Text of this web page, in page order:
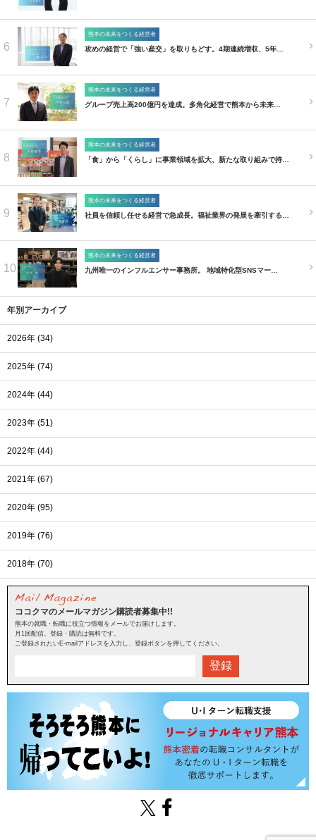
6
熊本の未来をつくる経営者
攻めの経営で「強い産交」を取りもどす。4期連続増収、5年…
7
熊本の未来をつくる経営者
グループ売上高200億円を達成。多角化経営で熊本から未来…
8
熊本の未来をつくる経営者
「食」から「くらし」に事業領域を拡大、新たな取り組みで持…
9
熊本の未来をつくる経営者
社員を信頼し任せる経営で急成長。福祉業界の発展を牽引する…
10
熊本の未来をつくる経営者
九州唯一のインフルエンサー事務所。 地域特化型SNSマー…
年別アーカイブ
2026年 (34)
2025年 (74)
2024年 (44)
2023年 (51)
2022年 (44)
2021年 (67)
2020年 (95)
2019年 (76)
2018年 (70)
ココクマのメールマガジン購読者募集中!!
熊本の就職・転職に役立つ情報をメールでお届けします。
月1回配信。登録・購読は無料です。
ご登録されたいE-mailアドレスを入力し、登録ボタンを押してください。
登録